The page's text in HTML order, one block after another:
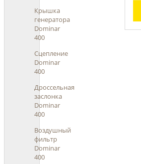
Крышка
генератора
Dominar
400
Сцепление
Dominar
400
Дроссельная
заслонка
Dominar
400
Воздушный
фильтр
Dominar
400